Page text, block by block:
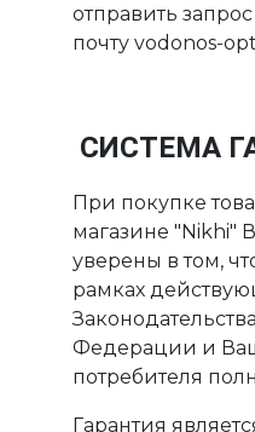
отправить
почту vodonos-
СИСТЕМА
При покупке
магазине "Nikhi"
уверены в том,
рамках
Федерации и
потребителя
Гарантия